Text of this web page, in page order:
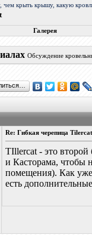
крыть крышу, какую
Галерея
Обсуждение
Re: Гибкая черепица Tilercat
TIllercat - это второй
и Касторама, чтобы
помещения). Как уже
есть